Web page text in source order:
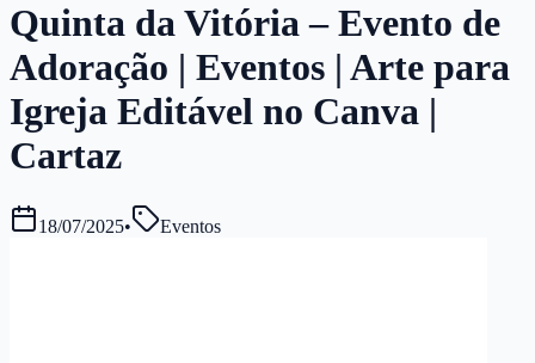
Quinta da Vitória – Evento de
Adoração | Eventos | Arte para
Igreja Editável no Canva |
Cartaz
18/07/2025• Eventos